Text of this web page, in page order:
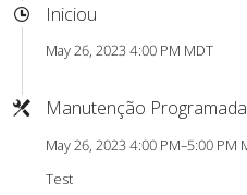
Iniciou
May 26, 2023 4:00 PM MDT
Manutenção Programada
May 26, 2023 4:00 PM–5:00 PM
Test